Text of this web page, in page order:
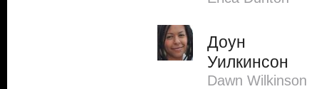
Доун
Уилкинсон
Dawn Wilkinson